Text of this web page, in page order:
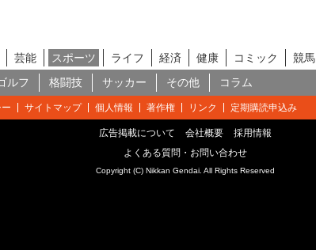
芸能 スポーツ ライフ 経済 健康 コミック 競馬
ルフ 格闘技 サッカー その他 コラム
サイトマップ 個人情報 著作権 リンク 定期購読申込み
広告掲載について 会社概要
採用情報
よくある質問・お問い合わせ
Copyright (C) Nikkan Gendai. All Rights Reserved